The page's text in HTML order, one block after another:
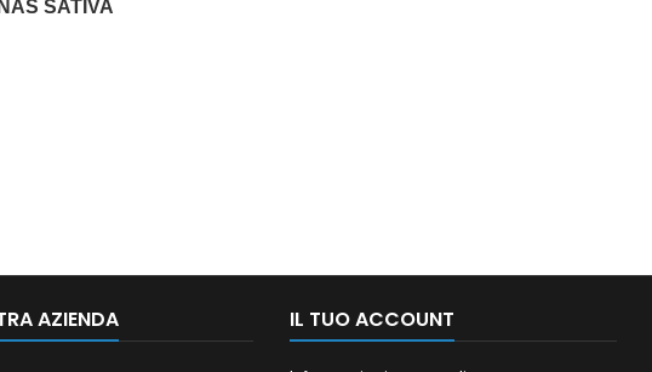
SATIVA
AZIENDA IL TUO ACCOUNT